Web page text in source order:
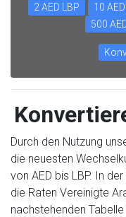
2 AED LBP 10
500
Durch den Nutzung
die neuesten
von AED bis LBP. In
die Raten Vereinigte
nachstehenden